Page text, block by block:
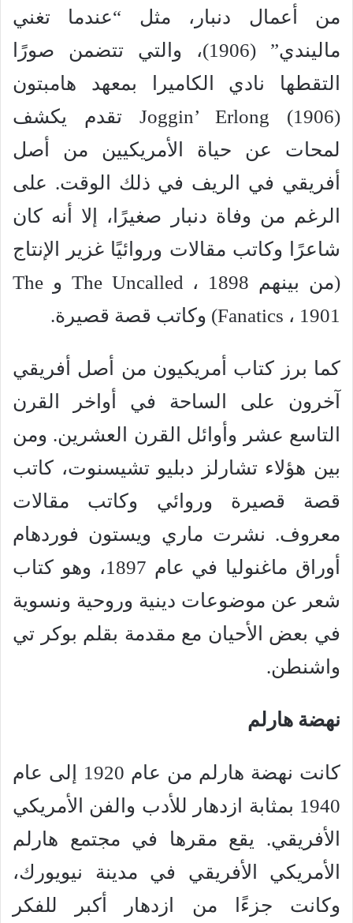
من أعمال دنبار، مثل “عندما تغني
ماليندي” (1906)، والتي تتضمن صورًا
التقطها نادي الكاميرا بمعهد هامبتون
Joggin’ Erlong (1906) تقدم يكشف
لمحات عن حياة الأمريكيين من أصل
أفريقي في الريف في ذلك الوقت. على
الرغم من وفاة دنبار صغيرًا، إلا أنه كان
شاعرًا وكاتب مقالات وروائيًا غزير الإنتاج
(من بينهم The Uncalled ، 1898 و The
Fanatics ، 1901) وكاتب قصة قصيرة.
كما برز كتاب أمريكيون من أصل أفريقي
آخرون على الساحة في أواخر القرن
التاسع عشر وأوائل القرن العشرين. ومن
بين هؤلاء تشارلز دبليو تشيسنوت، كاتب
قصة قصيرة وروائي وكاتب مقالات
معروف. نشرت ماري ويستون فوردهام
أوراق ماغنوليا في عام 1897، وهو كتاب
شعر عن موضوعات دينية وروحية ونسوية
في بعض الأحيان مع مقدمة بقلم بوكر تي
واشنطن.
نهضة هارلم
كانت نهضة هارلم من عام 1920 إلى عام
1940 بمثابة ازدهار للأدب والفن الأمريكي
الأفريقي. يقع مقرها في مجتمع هارلم
الأمريكي الأفريقي في مدينة نيويورك،
وكانت جزءًا من ازدهار أكبر للفكر